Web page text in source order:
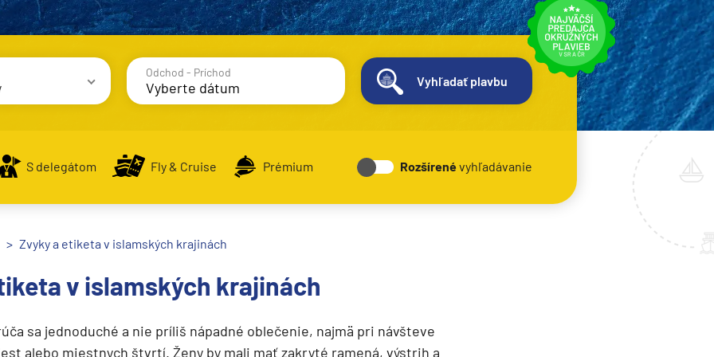
Odchod - Príchod
Vyhľadať plavbu
S delegátom Fly & Cruise Prémium Rozšírenévyhľadávanie
Zvyky a etiketa v islamských krajinách
v islamských krajinách
sa jednoduché a nie príliš nápadné oblečenie, najmä pri návšteve
alebo miestnych štvrtí. Ženy by mali mať zakryté ramená, výstrih a